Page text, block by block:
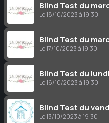
Blind Test du
Le 18/10/2023 à 19:30
Blind Test du
Le 17/10/2023 à 19:30
Blind Test du
Le 16/10/2023 à 19:30
Blind Test du
Le 13/10/2023 à 19:30